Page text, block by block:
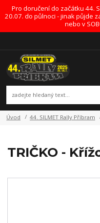
Pro doručení do začátku 44.
20.07. do půlnoci - jinak půjde
nebo v
Úvod 44. SILMET Rally Příbram
TRIČKO -